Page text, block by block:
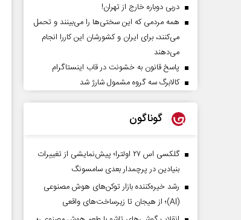
دربی دوباره خارج از تهران!
همه مردمی که این سختی‌ها را می‌بینند و تحمل
می‌کنند، برای ایران و کشورشان این کاررا انجام
می‌دهند
پاسخ قانون به خشونت در قاب اینستاگرام
کالابرگ سه گروه مشمول شارژ شد
گوناگون
گلکسی اس ۲۷ اولترا؛ پیش‌نمایشی از تغییرات
بنیادین در پرچمدار بعدی سامسونگ
رشد خیره‌کننده بازار توکن‌های هوش مصنوعی
(AI)؛ از هیجان تا زیرساخت‌های واقعی